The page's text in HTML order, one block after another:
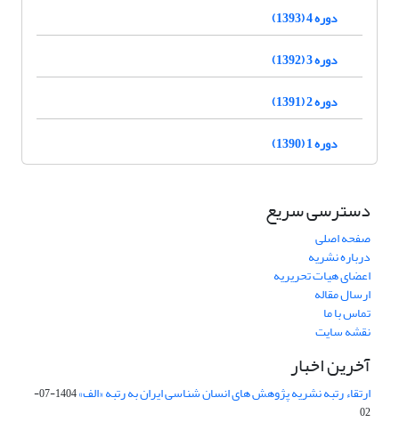
دوره 4 (1393)
دوره 3 (1392)
دوره 2 (1391)
دوره 1 (1390)
دسترسی سریع
صفحه اصلی
درباره نشریه
اعضای هیات تحریریه
ارسال مقاله
تماس با ما
نقشه سایت
آخرین اخبار
ارتقاء رتبه نشریه پژوهش های انسان شناسی ایران به رتبه «الف»
1404-07-
02